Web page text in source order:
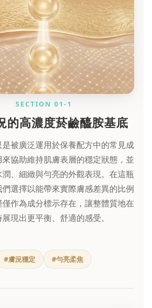
SECTION 01-1
的高濃度菸鹼醯胺基底
被廣泛運用於保養配方中的常見成
協助維持肌膚表層的穩定狀態，並
、細緻與勻亮的外觀表現。在這瓶
選擇以能帶來實際膚感差異的比例
作為成分標示存在，讓整體質地在
現出更平衡、舒適的感受。
#膚況穩定 #勻亮柔焦